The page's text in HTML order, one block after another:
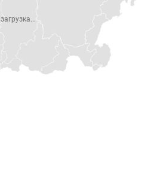
загрузка...